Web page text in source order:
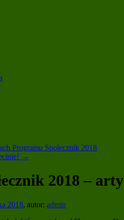
Programu Społecznik 2018
→
2018 –
2018, autor: admin